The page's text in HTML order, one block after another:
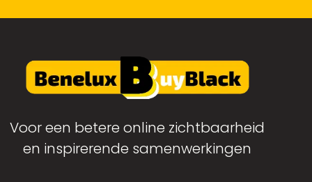
Voor een betere online zichtbaarheid
en inspirerende samenwerkingen